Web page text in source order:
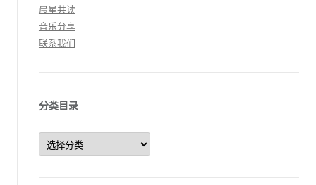
晨星共读
音乐分享
联系我们
分类目录
分
类
目